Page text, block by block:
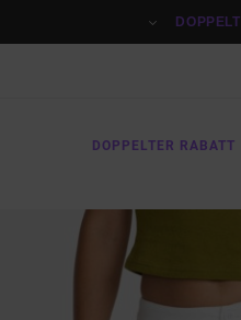
DOPPELTER RABATT